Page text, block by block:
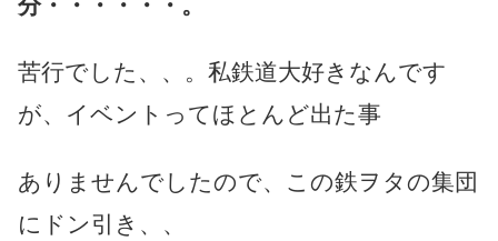
分・・・・・・。
苦行でした、、。私鉄道大好きなんです
が、イベントってほとんど出た事
ありませんでしたので、この鉄ヲタの集団
にドン引き、、